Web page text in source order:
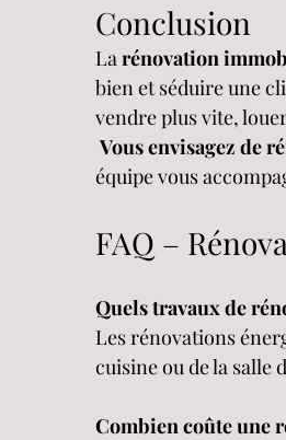
Conclusion
La rénovation
bien et séduire une
vendre plus vite,
Vous envisagez de
équipe vous
FAQ –
Quels travaux de
Les rénovations
cuisine ou de la salle
Combien coûte une